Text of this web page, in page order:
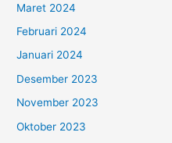
Maret 2024
Februari 2024
Januari 2024
Desember 2023
November 2023
Oktober 2023